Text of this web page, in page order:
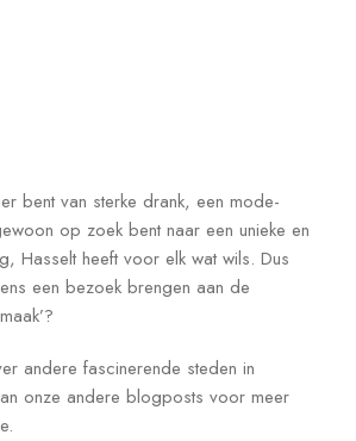
bent van sterke drank, een mode-
op zoek bent naar een unieke en
Hasselt heeft voor elk wat wils. Dus
een bezoek brengen aan de
andere fascinerende steden in
onze andere blogposts voor meer